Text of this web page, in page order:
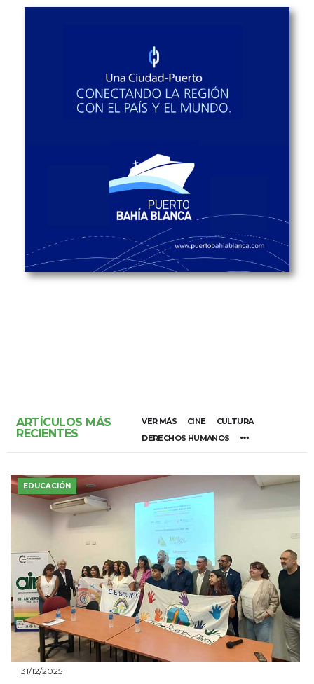
ARTÍCULOS MÁS
RECIENTES
VER MÁS CINE
CULTURA
DERECHOS HUMANOS
EDUCACIÓN
31/12/2025